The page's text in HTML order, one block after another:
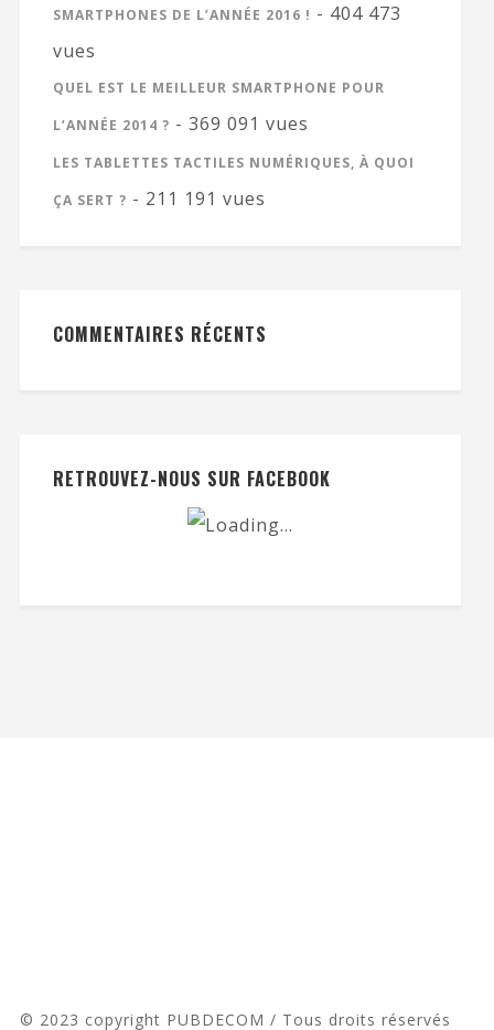
SMARTPHONES DE L’ANNÉE 2016 ! - 404 473
vues
QUEL EST LE MEILLEUR SMARTPHONE POUR
L’ANNÉE 2014 ? - 369 091 vues
LES TABLETTES TACTILES NUMÉRIQUES, À QUOI
ÇA SERT ? - 211 191 vues
COMMENTAIRES RÉCENTS
RETROUVEZ-NOUS SUR FACEBOOK
© 2023 copyright PUBDECOM / Tous droits réservés